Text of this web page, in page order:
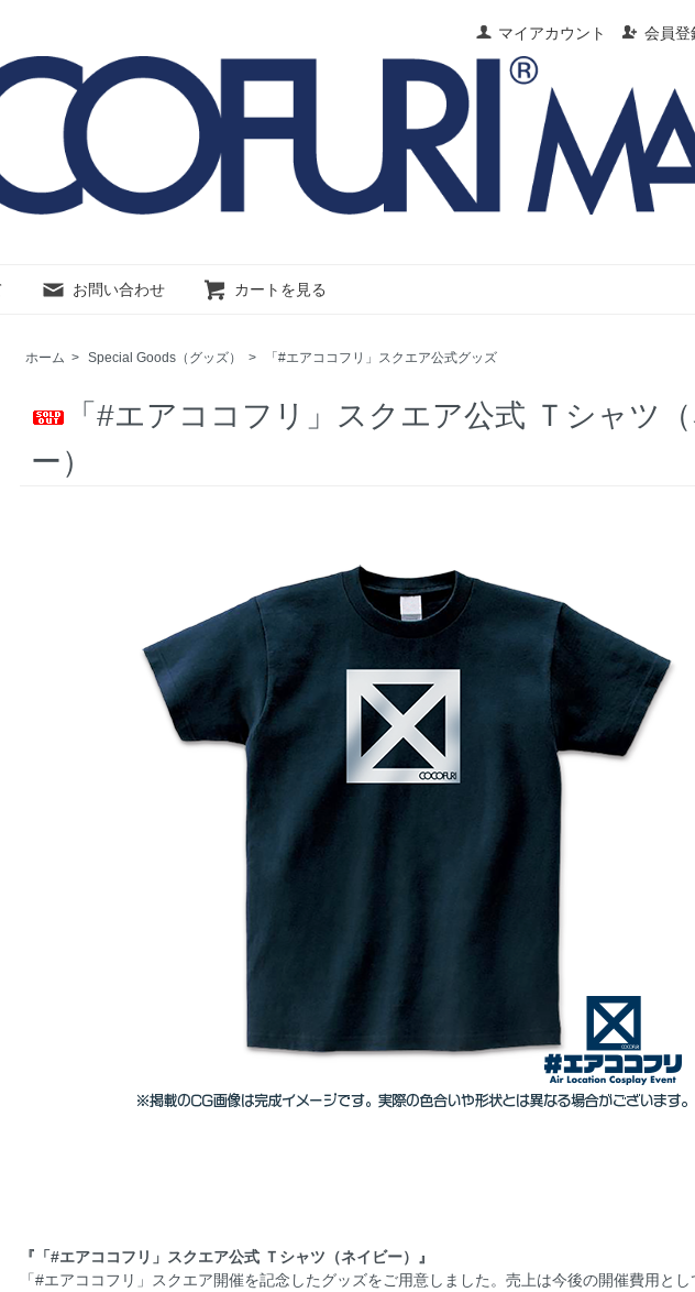
マイアカウント 会員登
お問い合わせ カートを見る
ホーム > Special Goods（グッズ） > 「#エアココフリ」スクエア公式グッズ
「#エアココフリ」スクエア公式 Ｔシャツ
ー）
『「#エアココフリ」スクエア公式 Ｔシャツ（ネイビー）』
「#エアココフリ」スクエア開催を記念したグッズをご用意しました。売上は今後の開催費用と